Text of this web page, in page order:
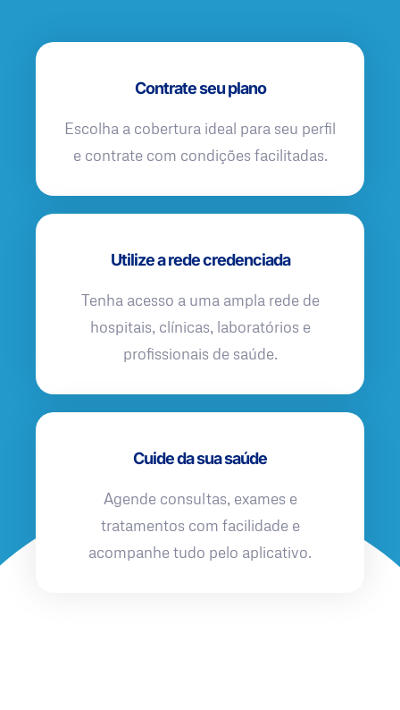
Contrate seu plano
Escolha a cobertura ideal para seu perfil
e contrate com condições facilitadas.
Utilize a rede credenciada
Tenha acesso a uma ampla rede de
hospitais, clínicas, laboratórios e
profissionais de saúde.
Cuide da sua saúde
Agende consultas, exames e
tratamentos com facilidade e
acompanhe tudo pelo aplicativo.